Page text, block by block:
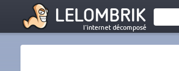
LELOMBRIK
l'internet décomposé